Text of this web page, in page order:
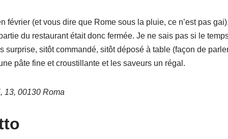
février (et vous dire que Rome sous la pluie, ce n’est pas
du restaurant était donc fermée. Je ne sais pas si le
surprise, sitôt commandé, sitôt déposé à table (façon de
pâte fine et croustillante et les saveurs un régal.
13, 00130 Roma